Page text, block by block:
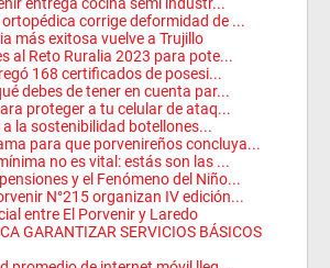
corrige deformidad de ...
más exitosa vuelve a Trujillo
al Reto Ruralia 2023 para pote...
168 certificados de posesi...
debes de tener en cuenta par...
proteger a tu celular de ataq...
la sostenibilidad botellones...
para que porvenireños concluya...
no es vital: estás son las ...
y el Fenómeno del Niño...
N°215 organizan IV edición...
entre El Porvenir y Laredo
GARANTIZAR SERVICIOS BÁSICOS